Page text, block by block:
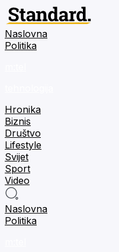
Naslovna
Politika
Hronika
Biznis
Društvo
Lifestyle
Svijet
Sport
Video
Naslovna
Politika